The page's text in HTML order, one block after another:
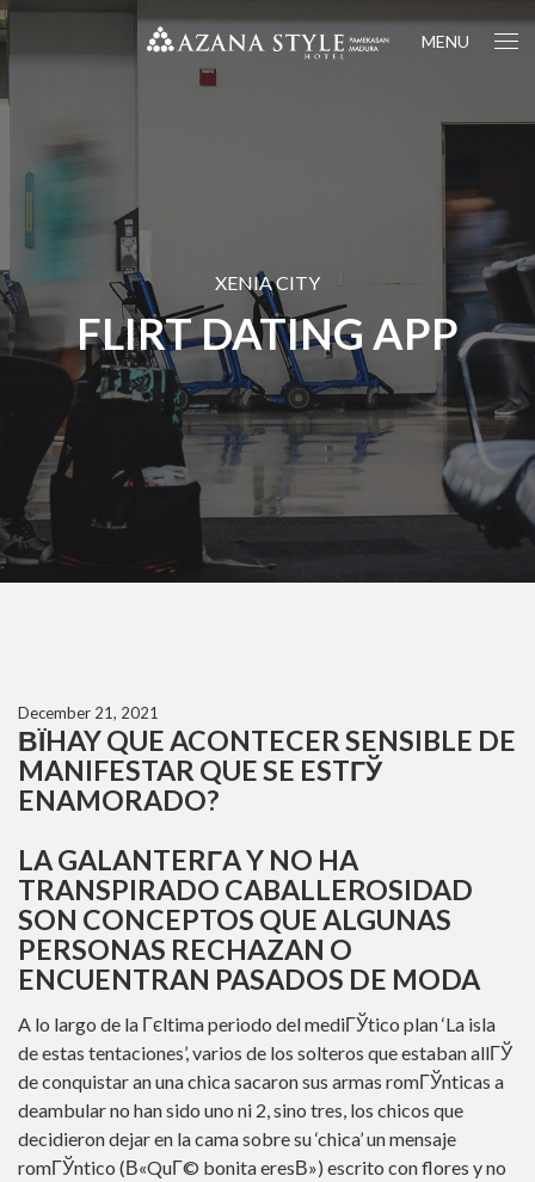
MENU
XENIA CITY
FLIRT DATING APP
December 21, 2021
ВЇHAY QUE ACONTECER SENSIBLE DE
MANIFESTAR QUE SE ESTГЎ
ENAMORADO?
LA GALANTERГ­A Y NO HA
TRANSPIRADO CABALLEROSIDAD
SON CONCEPTOS QUE ALGUNAS
PERSONAS RECHAZAN O
ENCUENTRAN PASADOS DE MODA
A lo largo de la Гєltima periodo del mediГЎtico plan ‘La isla
de estas tentaciones’, varios de los solteros que estaban allГЎ
de conquistar an una chica sacaron sus armas romГЎnticas a
deambular no han sido uno ni 2, sino tres, los chicos que
decidieron dejar en la cama sobre su ‘chica’ un mensaje
romГЎntico (В«QuГ© bonita eresВ») escrito con flores y no